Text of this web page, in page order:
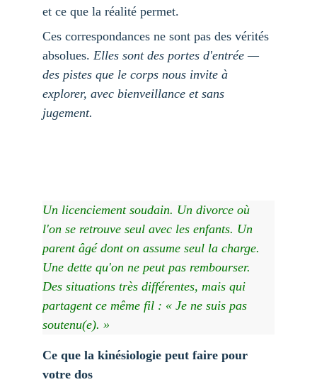
et ce que la réalité permet.
Ces correspondances ne sont pas des vérités
absolues. Elles sont des portes d'entrée —
des pistes que le corps nous invite à
explorer, avec bienveillance et sans
jugement.
Un licenciement soudain. Un divorce où
l'on se retrouve seul avec les enfants. Un
parent âgé dont on assume seul la charge.
Une dette qu'on ne peut pas rembourser.
Des situations très différentes, mais qui
partagent ce même fil : « Je ne suis pas
soutenu(e). »
Ce que la kinésiologie peut faire pour
votre dos